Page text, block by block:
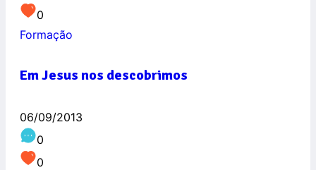
0
Formação
Em Jesus nos descobrimos
06/09/2013
0
0